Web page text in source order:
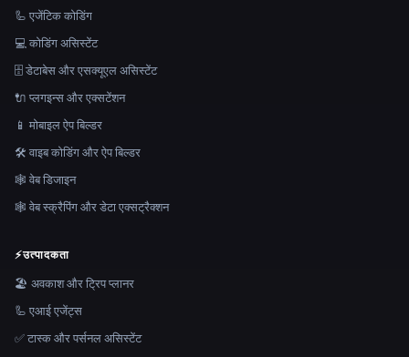
🦾 एजेंटिक कोडिंग
💻 कोडिंग असिस्टेंट
🗄️ डेटाबेस और एसक्यूएल असिस्टेंट
🔌 प्लगइन्स और एक्सटेंशन
📱 मोबाइल ऐप बिल्डर
🛠️ वाइब कोडिंग और ऐप बिल्डर
🕸 वेब डिजाइन
🕸️ वेब स्क्रैपिंग और डेटा एक्सट्रैक्शन
⚡उत्पादकता
🏖 अवकाश और ट्रिप प्लानर
🦾 एआई एजेंट्स
✅ टास्क और पर्सनल असिस्टेंट